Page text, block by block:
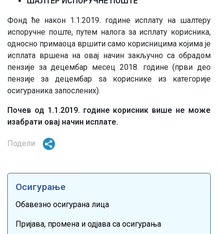
Фонд ће након 1.1.2019. године исплату на шалтеру
испоручне поште, путем налога за исплату корисника,
односно примаоца вршити само корисницима којима је
исплата вршена на овај начин закључно са обрадом
пензије за децембар месец 2018. године (први део
пензије за децембар ѕа кориснике из категорије
осигураника запослених).
Почев од 1.1.2019. године корисник више не може
изабрати овај начин исплате.
Подели
Осигурање
Обавезно осигурана лица
Пријава, промена и одјава са осигурања